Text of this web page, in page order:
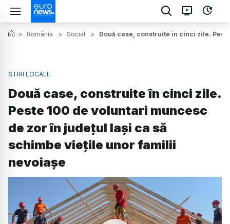
> România > Social > Două case, construite în cinci zile.
ȘTIRI LOCALE
Două case, construite în cinci zile.
Peste 100 de voluntari muncesc
de zor în județul Iași ca să
schimbe viețile unor familii
nevoiașe